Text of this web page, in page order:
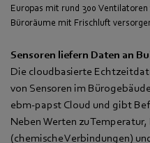
Europas mit rund 300
Büroräume mit Frischluft
Sensoren liefern Daten an
Die cloudbasierte
von Sensoren im
ebm‑papst Cloud und gibt
Neben Werten zu
(chemische Verbindungen)